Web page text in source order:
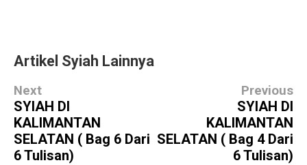
Artikel Syiah Lainnya
Next
SYIAH DI
KALIMANTAN
SELATAN ( Bag 6 Dari
6 Tulisan)
Previous
SYIAH DI
KALIMANTAN
SELATAN ( Bag 4 Dari
6 Tulisan)